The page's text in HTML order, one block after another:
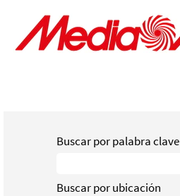
Buscar por palabra clave
Buscar por ubicación